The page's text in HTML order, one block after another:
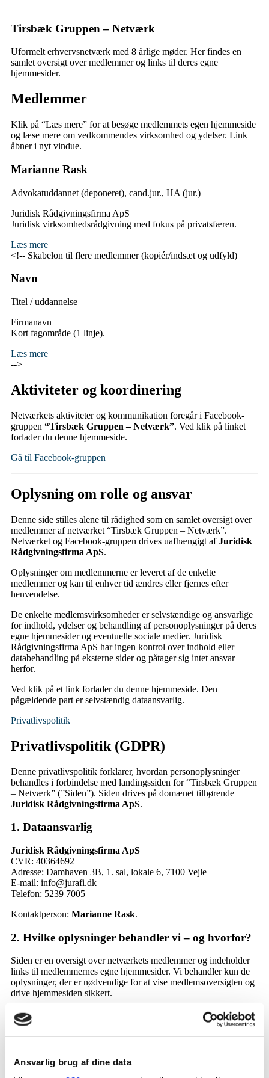
Ansvarlig brug af dine data
Tirsbæk Gruppen – Netværk
Uformelt erhvervsnetværk med 8 årlige møder. Her findes en
samlet oversigt over medlemmer og links til deres egne
hjemmesider.
Medlemmer
Klik på “Læs mere” for at besøge medlemmets egen hjemmeside
og læse mere om vedkommendes virksomhed og ydelser. Link
åbner i nyt vindue.
Marianne Rask
Advokatuddannet (deponeret), cand.jur., HA (jur.)
Juridisk Rådgivningsfirma ApS
Juridisk virksomhedsrådgivning med fokus på privatsfæren.
Læs mere
<!-- Skabelon til flere medlemmer (kopiér/indsæt og udfyld)
Navn
Titel / uddannelse
Firmanavn
Kort fagområde (1 linje).
Læs mere
-->
Aktiviteter og koordinering
Netværkets aktiviteter og kommunikation foregår i Facebook-
gruppen “Tirsbæk Gruppen – Netværk”. Ved klik på linket
forlader du denne hjemmeside.
Gå til Facebook-gruppen
Oplysning om rolle og ansvar
Denne side stilles alene til rådighed som en samlet oversigt over
medlemmer af netværket “Tirsbæk Gruppen – Netværk”.
Netværket og Facebook-gruppen drives uafhængigt afJuridisk
Rådgivningsfirma ApS.
Oplysninger om medlemmerne er leveret af de enkelte
medlemmer og kan til enhver tid ændres eller fjernes efter
henvendelse.
De enkelte medlemsvirksomheder er selvstændige og ansvarlige
for indhold, ydelser og behandling af personoplysninger på deres
egne hjemmesider og eventuelle sociale medier. Juridisk
Rådgivningsfirma ApS har ingen kontrol over indhold eller
databehandling på eksterne sider og påtager sig intet ansvar
herfor.
Ved klik på et link forlader du denne hjemmeside. Den
pågældende part er selvstændig dataansvarlig.
Privatlivspolitik
Privatlivspolitik (GDPR)
Denne privatlivspolitik forklarer, hvordan personoplysninger
behandles i forbindelse med landingssiden for “Tirsbæk Gruppen
– Netværk” (”Siden”). Siden drives på domænet tilhørende
Juridisk Rådgivningsfirma ApS.
1. Dataansvarlig
Juridisk Rådgivningsfirma ApS
CVR: 40364692
Adresse: Damhaven 3B, 1. sal, lokale 6, 7100 Vejle
E-mail: info@jurafi.dk
Telefon: 5239 7005
Kontaktperson: Marianne Rask.
2. Hvilke oplysninger behandler vi – og hvorfor?
Siden er en oversigt over netværkets medlemmer og indeholder
links til medlemmernes egne hjemmesider. Vi behandler kun de
oplysninger, der er nødvendige for at vise medlemsoversigten og
drive hjemmesiden sikkert.
2.1 Medlemsoversigt
Oplysninger:Navn, firmanavn, kort fagområde/profiltekst
Formål:At præsentere medlemmerne og give besøgende